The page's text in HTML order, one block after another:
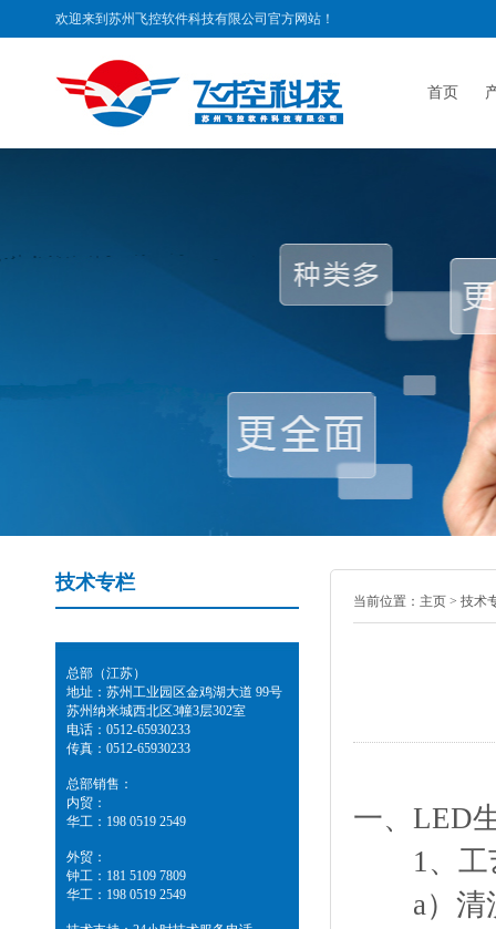
欢迎来到苏州飞控软件科技有限公司官方网站！
首页
技术专栏
总部（江苏）
地址：苏州工业园区金鸡湖大道 99号
苏州纳米城西北区3幢3层302室
电话：0512-65930233
传真：0512-65930233
总部销售：
内贸：
华工：198 0519 2549
外贸：
钟工：181 5109 7809
华工：198 0519 2549
当前位置： 主页 > 技术
一、LED
1、工
a）清洗